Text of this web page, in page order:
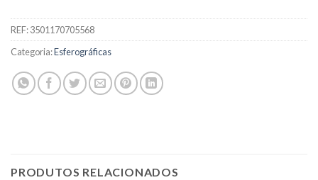
REF:3501170705568
Categoria:Esferográficas
PRODUTOS RELACIONADOS